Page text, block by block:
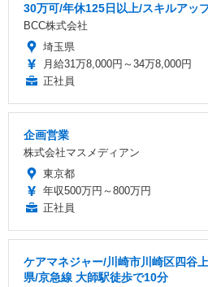
30万可/年休125日以上/スキルアッ
BCC株式会社
埼玉県
月給31万8,000円～34万8,000円
正社員
企画営業
株式会社マスメディアン
東京都
年収500万円～800万円
正社員
ケアマネジャー/川崎市川崎区四谷
県/京急線 大師駅徒歩で10分